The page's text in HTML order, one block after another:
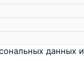
данных и